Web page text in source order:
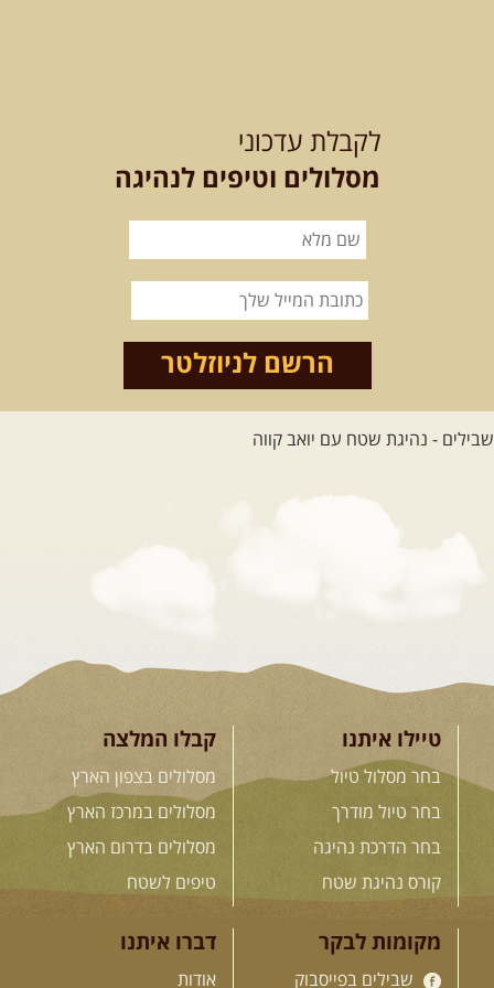
מסעות בעולם
קירגיסטאן – בעקבות הנוודים,
והמרגשות בעולם. קירגיסטאן היא לא ...
26.08-02.09.2026 - גאורגיה,
המגדלים של הקווקז
הקווקז הגבוה מחכה לכם: נתיבי שטח
מרהיבים, פסגות מושלגות, אירוח ...
[המשך]
בין רכס הקווקז הנמוך לגבוה, בין נהרות
שוצפים למעברי הרים ...
לכל המסעות בעולם
. הדרכות נהיגה .
21.08.2026 שישי- קורס נהיגת
לקבלת עדכוני
מסלולים וטיפים לנהיגה
הרשם לניוזלטר
טיילו איתנו
בחר מסלול טיול
בחר טיול מודרך
בחר הדרכת נהיגה
קורס נהיגת שטח
קבלו המלצה
מסלולים בצפון הארץ
מסלולים במרכז הארץ
מסלולים בדרום הארץ
טיפים לשטח
מקומות לבקר
שבילים בפייסבוק
דברו איתנו
אודות